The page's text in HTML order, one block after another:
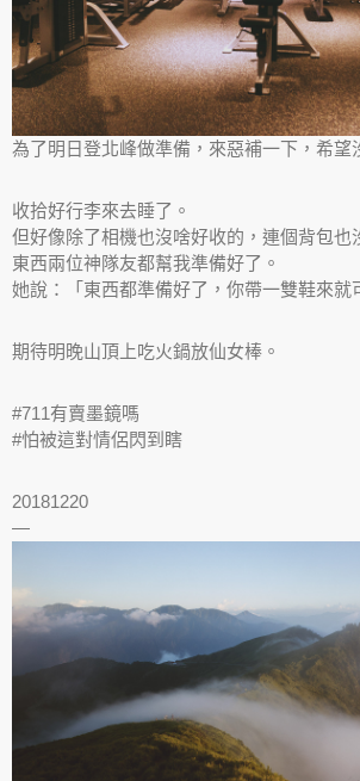
為了明日登北峰做準備，來惡補一下，希望
收拾好行李來去睡了。
但好像除了相機也沒啥好收的，連個背包也
東西兩位神隊友都幫我準備好了。
她說：「東西都準備好了，你帶一雙鞋來就
期待明晚山頂上吃火鍋放仙女棒。
#711有賣墨鏡嗎
#怕被這對情侶閃到瞎
20181220
—